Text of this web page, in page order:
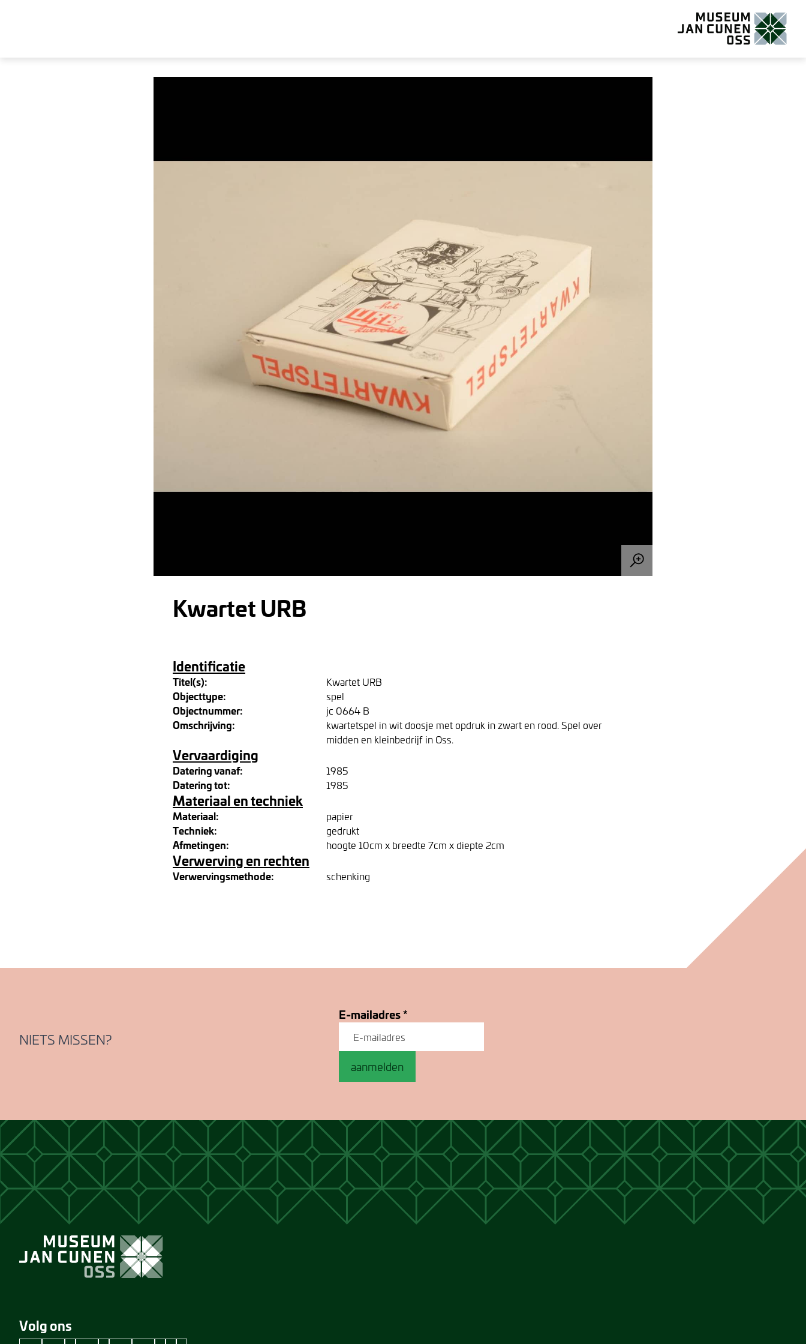
Kwartet URB
Identificatie
Titel(s): Kwartet URB
Objecttype: spel
Objectnummer: jc 0664 B
Omschrijving:
kwartetspel in wit doosje met opdruk in zwart en rood. Spel over
midden en kleinbedrijf in Oss.
Vervaardiging
Datering vanaf: 1985
Datering tot: 1985
Materiaal en techniek
Materiaal: papier
Techniek: gedrukt
Afmetingen: hoogte 10cm x breedte 7cm x diepte 2cm
Verwerving en rechten
Verwervingsmethode: schenking
NIETS MISSEN?
E-mailadres*
aanmelden
Volg ons